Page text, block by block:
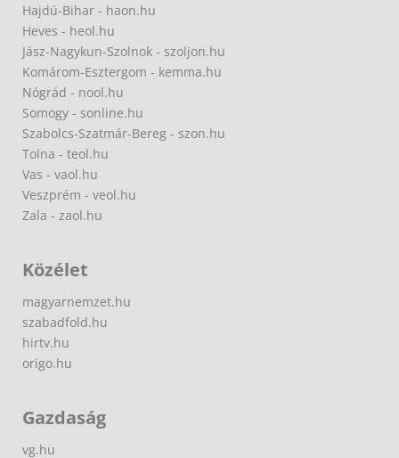
Hajdú-Bihar - haon.hu
Heves - heol.hu
Jász-Nagykun-Szolnok - szoljon.hu
Komárom-Esztergom - kemma.hu
Nógrád - nool.hu
Somogy - sonline.hu
Szabolcs-Szatmár-Bereg - szon.hu
Tolna - teol.hu
Vas - vaol.hu
Veszprém - veol.hu
Zala - zaol.hu
Közélet
magyarnemzet.hu
szabadfold.hu
hirtv.hu
origo.hu
Gazdaság
vg.hu